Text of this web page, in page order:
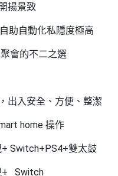
揚景致
助自動化私隱度極高
會的不二之選
出入安全、方便、整潔
home 操作
Switch+PS4+雙太鼓
+ Switch